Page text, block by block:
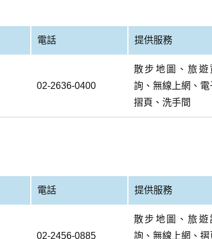
電話 提供服務
02-2636-0400
散步地圖、旅遊
詢、無線上網、電
摺頁、洗手間
電話 提供服務
02-2456-0885
散步地圖、旅遊
詢、無線上網、摺